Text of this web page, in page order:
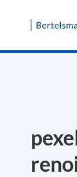
Skip